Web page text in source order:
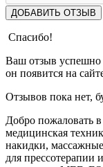
ДОБАВИТЬ ОТЗЫВ
Спасибо!
Ваш отзыв успешно
он появится на
Отзывов пока нет,
Добро пожаловать
медицинская
накидки,
для